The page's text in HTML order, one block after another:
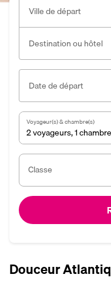
Ville de départ
Destination ou hôtel
Date de départ
Voyageur(s) & chambre(s)
2 voyageurs,1 chambre
Classe
Douceur